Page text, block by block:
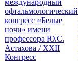
международный
офтальмологический
конгресс «Белые
ночи» имени
профессора Ю.С.
Астахова / XXII
Конгресс